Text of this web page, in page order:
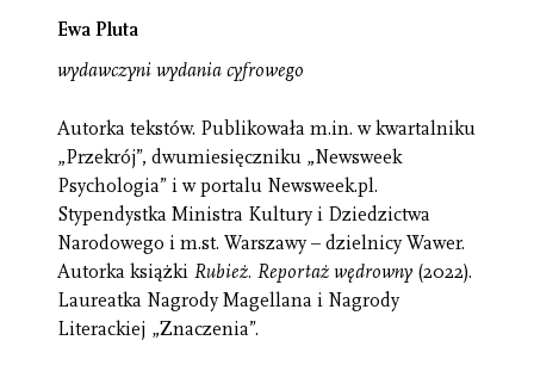
Ewa Pluta
wydawczyni wydania cyfrowego
Autorka tekstów. Publikowała m.in. w kwartalniku
„Przekrój”, dwumiesięczniku „Newsweek
Psychologia” i w portalu Newsweek.pl.
Stypendystka Ministra Kultury i Dziedzictwa
Narodowego i m.st. Warszawy – dzielnicy Wawer.
Autorka książki Rubież. Reportaż wędrowny (2022).
Laureatka Nagrody Magellana i Nagrody
Literackiej „Znaczenia”.